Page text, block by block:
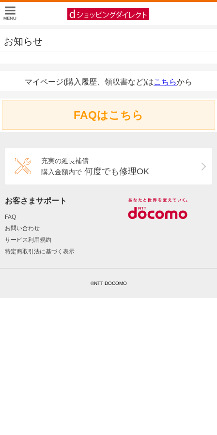
お知らせ
マイページ(購入履歴、領収書など)はこちらから
FAQはこちら
充実の延長補償
購入金額内で 何度でも修理OK
お客さまサポート
FAQ
お問い合わせ
サービス利用規約
特定商取引法に基づく表示
©NTT DOCOMO